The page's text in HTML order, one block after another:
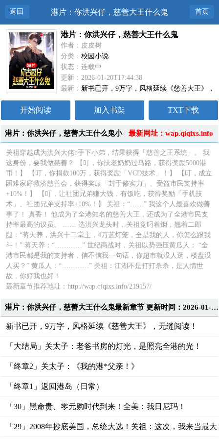
返回 港片：你洪兴仔，慈善大王什么鬼 首页
港片：你洪兴仔，慈善大王什么鬼
作者：皮皮树
分类：校园小说
状态：连载中
更新：2026-01-20T17:44:38
最新： 新书已开，9万字，风格延续《慈善大王》，
无缝阅读！
开始阅读 加入书架 TXT下载
最新网址：wap.qiqixs.info
港片：你洪兴仔，慈善大王什么鬼小
说简介
关祖穿越成为洪兴大佬b手下小弟，结果获得「慈善之王系统」。 我
这身份，要我做慈善？ 【叮，你扶老奶奶过马路，获得奖励5000港
币！】 【叮，你捐款100万，获得奖励「VCD技术」！】 【叮，成立
困难家庭救济慈善会，获得奖励「封于修实力」、受益市民支持率
+10%！】 【叮，让社团兄弟赚大钱，有饭吃，获得奖励「手机技
术」、社团兄弟支持率+10%！】 关祖：“……” 我这个人最喜欢做善
事了！ 真香！ 他成为了全港知名的慈善大王，还成为了全港市民支
持率最高的议员。 …… 选洪兴龙头时，关祖竞叼着烟，翘着二郎
腿：“蒋天养，洪兴十二堂主，4万蓝灯笼，全是我的人，你怎么跟我
斗！” 蒋天养：“…………” 世纪商战时，关祖以势强压黄瓜人： “全
港市民都是我的支持者，信不信我一句话，你超市就没人逛，楼盘没
人买？” 黄瓜人：“…………” 关祖：江湖不是打打杀杀，是人情世
故，你好我也好！
最新章节推荐地址：http://wap.qiqixs.info/219157/
港片：你洪兴仔，慈善大王什么鬼最新章节 更新时间：2026-01-20T17:44:38
新书已开，9万字，风格延续《慈善大王》，无缝阅读！
「大结局」关太子：老爸书房的灯光，是照亮全港的光！
「终章2」关太子：《我的港*父亲！》
「终章1」返回港岛（日常）
「30」黑命贵、零元购时代到来！全美：我日尼玛！
「29」2008年抄底美国，总统大选！关祖：这次，我来当最大